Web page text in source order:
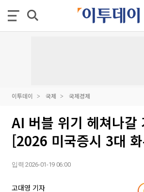
이투데이 국제 국제경제
AI 버블 위기 헤쳐나갈
[2026 미국증시 3대
입력 2026-01-19 06:00
고대영 기자